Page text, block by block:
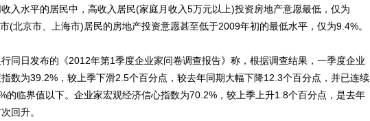
入水平的居民中，高收入居民(家庭月收入5万元以上)投资房地产意愿最低，仅为
(北京市、上海市)居民的房地产投资意愿甚至低于2009年初的最低水平，仅为9.4%。
日发布的《2012年第1季度企业家问卷调查报告》称，根据调查结果，一季度企业
数为39.2%，较上季下滑2.5个百分点，较去年同期大幅下降12.3个百分点，并已连续
的临界值以下。企业家宏观经济信心指数为70.2%，较上季上升1.8个百分点，是去年
回升。